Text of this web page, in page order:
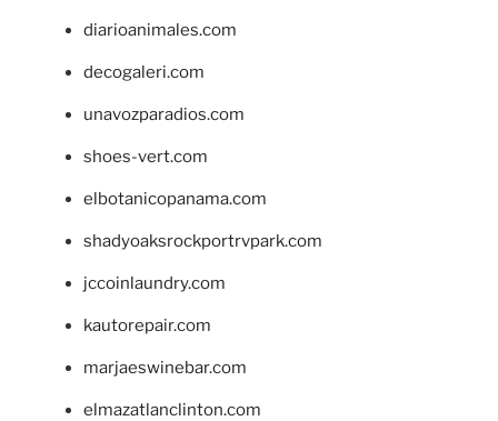
diarioanimales.com
decogaleri.com
unavozparadios.com
shoes-vert.com
elbotanicopanama.com
shadyoaksrockportrvpark.com
jccoinlaundry.com
kautorepair.com
marjaeswinebar.com
elmazatlanclinton.com